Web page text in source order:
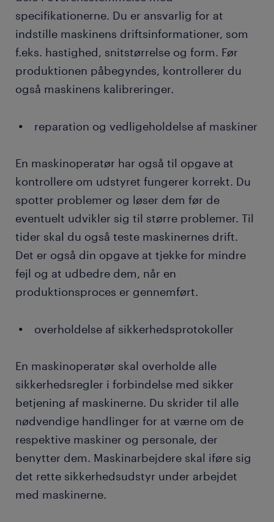
specifikationerne. Du er ansvarlig for at
indstille maskinens driftsinformationer, som
f.eks. hastighed, snitstørrelse og form. Før
produktionen påbegyndes, kontrollerer du
også maskinens kalibreringer.
reparation og vedligeholdelse af maskiner
En maskinoperatør har også til opgave at
kontrollere om udstyret fungerer korrekt. Du
spotter problemer og løser dem før de
eventuelt udvikler sig til større problemer. Til
tider skal du også teste maskinernes drift.
Det er også din opgave at tjekke for mindre
fejl og at udbedre dem, når en
produktionsproces er gennemført.
overholdelse af sikkerhedsprotokoller
En maskinoperatør skal overholde alle
sikkerhedsregler i forbindelse med sikker
betjening af maskinerne. Du skrider til alle
nødvendige handlinger for at værne om de
respektive maskiner og personale, der
benytter dem. Maskinarbejdere skal iføre sig
det rette sikkerhedsudstyr under arbejdet
med maskinerne.